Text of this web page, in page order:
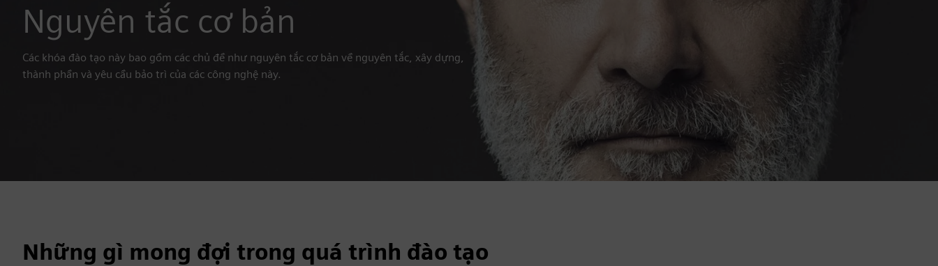
Nguyên tắc cơ bản
Các khóa đào tạo này bao gồm các chủ đề như nguyên tắc cơ bản về nguyên tắc, xây dựng,
thành phần và yêu cầu bảo trì của các công nghệ này.
Những gì mong đợi trong quá trình đào tạo